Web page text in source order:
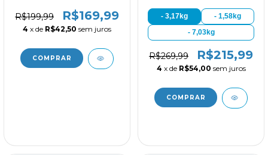
Adultos 1,8kg
R$199,99 R$169,99
4 x de R$42,50 sem juros
- 3,17kg
- 1,58kg
- 7,03kg
R$269,99 R$215,99
4 x de R$54,00 sem juros